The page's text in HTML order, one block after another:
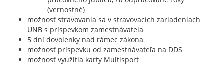
(vernostné)
možnosť stravovania sa v stravovacích zariadeniach
UNB s príspevkom zamestnávateľa
5 dní dovolenky nad rámec zákona
možnosť príspevku od zamestnávateľa na DDS
možnosť využitia karty Multisport